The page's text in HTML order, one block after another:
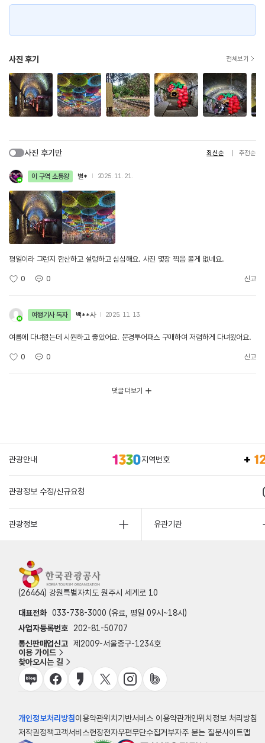
사진 후기 전체보기
사진 후기만 최신순 추천순
이 구역 소통왕 별* 2025. 11. 21.
평일이라 그런지 한산하고 설렁하고 심심해요. 사진 몇장 찍음 볼게 없네요.
0 0 신고
여행기사 독자 백**사 2025. 11. 13.
여름에 다녀왔는데 시원하고 좋았어요. 문경투어패스 구매하여 저렴하게 다녀왔어요.
0 0 신고
댓글 더보기
관광안내 지역번호
관광정보 수정/신규요청
관광정보 유관기관
(26464) 강원특별자치도 원주시 세계로 10
대표전화 033-738-3000 (유료, 평일 09시~18시)
사업자등록번호
202-81-50707
통신판매업신고 제2009-서울중구-1234호
이용 가이드
찾아오시는 길
개인정보처리방침이용약관위치기반서비스 이용약관개인위치정보 처리방침
저작권정책고객서비스헌장전자우편무단수집거부자주 묻는 질문사이트맵